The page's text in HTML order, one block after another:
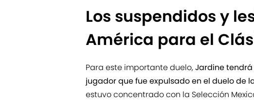
Los suspendidos y
América para el
Para este importante duelo,Jardine tendrá
jugador que fue expulsado en el duelo de
estuvo concentrado con la Selección